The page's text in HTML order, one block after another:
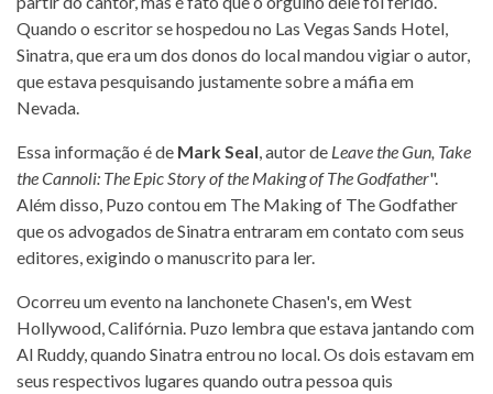
Quando o escritor se hospedou no Las Vegas Sands Hotel,
Sinatra, que era um dos donos do local mandou vigiar o autor,
que estava pesquisando justamente sobre a máfia em
Nevada.
Essa informação é de Mark Seal , autor de Leave the Gun, Take
the Cannoli: The Epic Story of the Making of The Godfather".
Além disso, Puzo contou em The Making of The Godfather
que os advogados de Sinatra entraram em contato com seus
editores, exigindo o manuscrito para ler.
Ocorreu um evento na lanchonete Chasen's, em West
Hollywood, Califórnia. Puzo lembra que estava jantando com
Al Ruddy, quando Sinatra entrou no local. Os dois estavam em
seus respectivos lugares quando outra pessoa quis